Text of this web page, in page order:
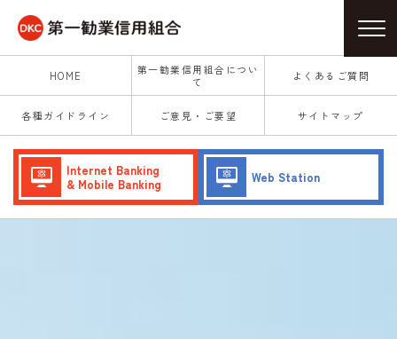
HOME
第一勧業信用組合につい
て
よくあるご質問
各種ガイドライン ご意見・ご要望 サイトマップ
Internet Banking
& Mobile Banking
Web Station